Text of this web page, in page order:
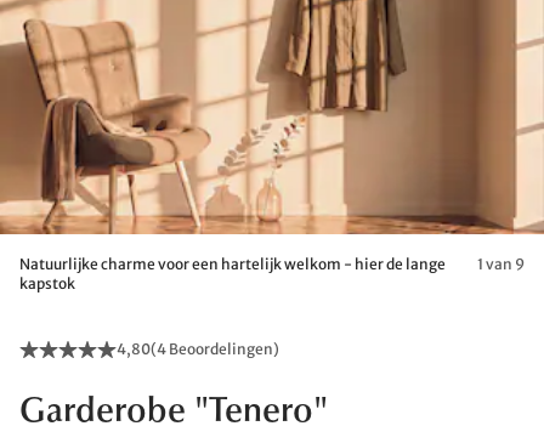
Natuurlijke charme voor een hartelijk welkom - hier de lange
kapstok
1 van 9
4,80(4 Beoordelingen)
Garderobe "Tenero"